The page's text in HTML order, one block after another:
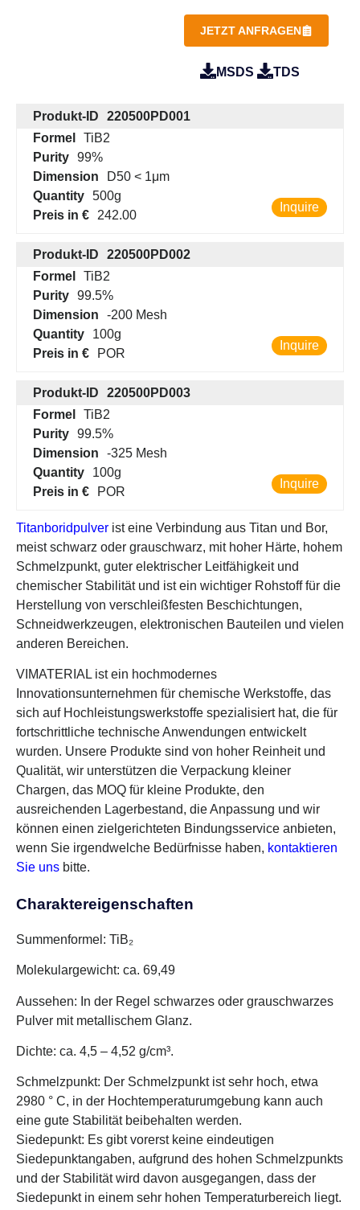
JETZT ANFRAGEN
MSDS TDS
Produkt-ID
220500PD001
Formel
TiB2
Purity 99%
Dimension
D50 < 1μm
Quantity 500g
Preis in €
242.00
Inquire
Produkt-ID
220500PD002
Formel
TiB2
Purity 99.5%
Dimension
-200 Mesh
Quantity
100g
Preis in €
POR
Inquire
Produkt-ID
220500PD003
Formel
TiB2
Purity 99.5%
Dimension
-325 Mesh
Quantity
100g
Preis in €
POR
Inquire
Titanboridpulver ist eine Verbindung aus Titan und Bor,
meist schwarz oder grauschwarz, mit hoher Härte, hohem
Schmelzpunkt, guter elektrischer Leitfähigkeit und
chemischer Stabilität und ist ein wichtiger Rohstoff für die
Herstellung von verschleißfesten Beschichtungen,
Schneidwerkzeugen, elektronischen Bauteilen und vielen
anderen Bereichen.
VIMATERIAL ist ein hochmodernes
Innovationsunternehmen für chemische Werkstoffe, das
sich auf Hochleistungswerkstoffe spezialisiert hat, die für
fortschrittliche technische Anwendungen entwickelt
wurden. Unsere Produkte sind von hoher Reinheit und
Qualität, wir unterstützen die Verpackung kleiner
Chargen, das MOQ für kleine Produkte, den
ausreichenden Lagerbestand, die Anpassung und wir
können einen zielgerichteten Bindungsservice anbieten,
wenn Sie irgendwelche Bedürfnisse haben, kontaktieren
Sie uns bitte.
Charaktereigenschaften
Summenformel: TiB₂
Molekulargewicht: ca. 69,49
Aussehen: In der Regel schwarzes oder grauschwarzes
Pulver mit metallischem Glanz.
Dichte: ca. 4,5 – 4,52 g/cm³.
Schmelzpunkt: Der Schmelzpunkt ist sehr hoch, etwa
2980 ° C, in der Hochtemperaturumgebung kann auch
eine gute Stabilität beibehalten werden.
Siedepunkt: Es gibt vorerst keine eindeutigen
Siedepunktangaben, aufgrund des hohen Schmelzpunkts
und der Stabilität wird davon ausgegangen, dass der
Siedepunkt in einem sehr hohen Temperaturbereich liegt.